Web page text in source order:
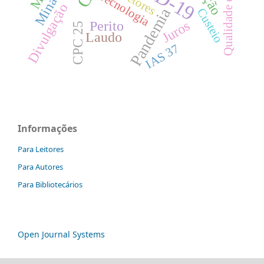
PandemiaJuros
Laudo
Perito
CPC 25 Custeio
Tecnologia
IAS 37
Informações
Para Leitores
Para Autores
Para Bibliotecários
Open Journal Systems